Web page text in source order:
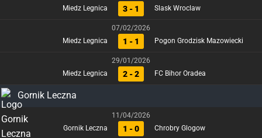
Miedz Legnica
3 - 1 Slask Wroclaw
07/02/2026
Miedz Legnica
1 - 1 Pogon Grodzisk Mazowiecki
29/01/2026
Miedz Legnica
2 - 2 FC Bihor Oradea
Gornik Leczna
11/04/2026
Gornik Leczna
1 - 0 Chrobry Glogow